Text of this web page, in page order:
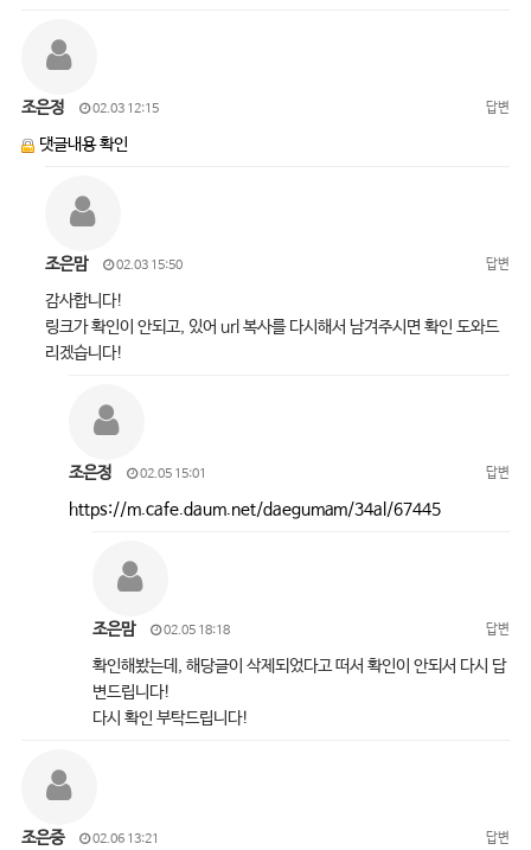
조은정 02.03 12:15 답변
댓글내용 확인
조은맘 02.03 15:50 답변
감사합니다!
링크가 확인이 안되고, 있어 url 복사를 다시해서 남겨주시면 확인 도와드
리겠습니다!
조은정 02.05 15:01 답변
https://m.cafe.daum.net/daegumam/34al/67445
조은맘 02.05 18:18 답변
확인해봤는데, 해당글이 삭제되었다고 떠서 확인이 안되서 다시 답
변드립니다!
다시 확인 부탁드립니다!
조은중 02.06 13:21 답변